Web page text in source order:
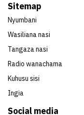
Social media
Sitemap
Nyumbani
Wasiliana nasi
Tangaza nasi
Radio wanachama
Kuhusu sisi
Ingia